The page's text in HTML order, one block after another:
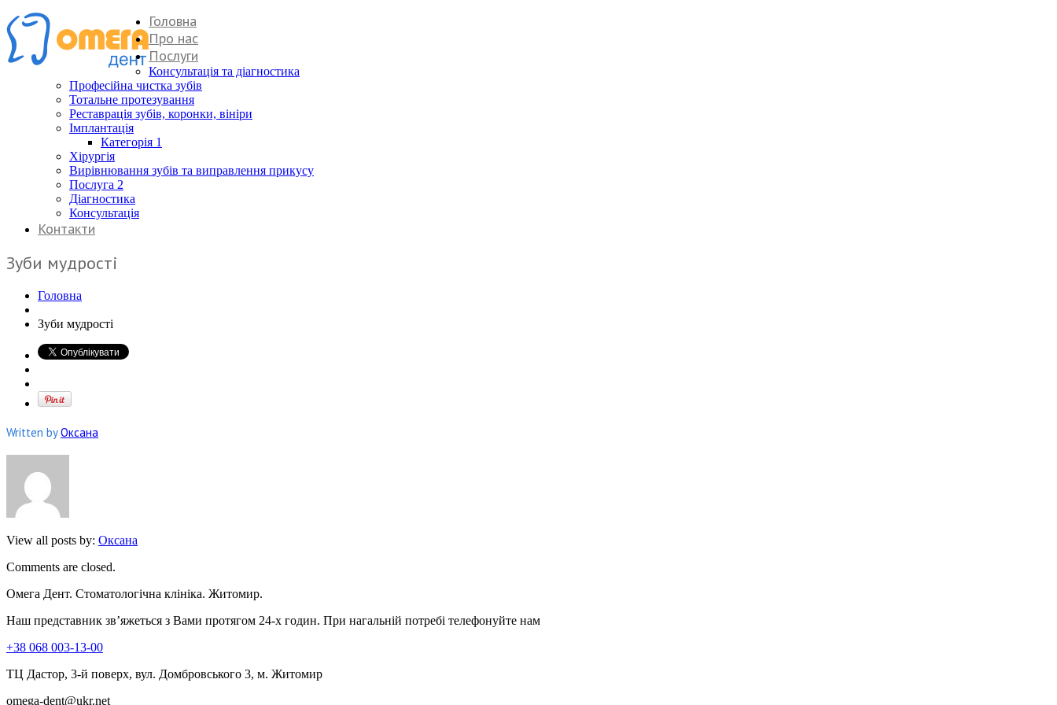
Головна
Про нас
Послуги
Консультація та діагностика
Професійна чистка зубів
Тотальне протезування
Реставрація зубів, коронки, вініри
Імплантація
Категорія 1
Хірургія
Вирівнювання зубів та виправлення прикусу
Послуга 2
Діагностика
Консультація
Контакти
Зуби мудрості
Головна
Зуби мудрості
Written byОксана
View all posts by: Оксана
Comments are closed.
Омега Дент. Стоматологічна клініка. Житомир.
Наш представник зв’яжеться з Вами протягом 24-х годин. При нагальній потребі телефонуйте нам
+38 068 003-13-00
ТЦ Дастор, 3-й поверх, вул. Домбровського 3, м. Житомир
omega-dent@ukr.net